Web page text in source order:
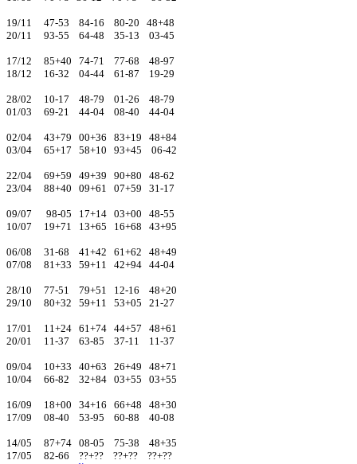
19/11 47-53 84-16 80-20 48+48
20/11 93-55 64-48 35-13 03-45
17/12 85+40 74-71 77-68 48-97
18/12 16-32 04-44 61-87 19-29
28/02 10-17 48-79 01-26 48-79
01/03 69-21 44-04 08-40 44-04
02/04 43+79 00+36 83+19 48+84
03/04 65+17 58+10 93+45 06-42
22/04 69+59 49+39 90+80 48-62
23/04 88+40 09+61 07+59 31-17
09/07 98-05 17+14 03+00 48-55
10/07 19+71 13+65 16+68 43+95
06/08 31-68 41+42 61+62 48+49
07/08 81+33 59+11 42+94 44-04
28/10 77-51 79+51 12-16 48+20
29/10 80+32 59+11 53+05 21-27
17/01 11+24 61+74 44+57 48+61
20/01 11-37 63-85 37-11 11-37
09/04 10+33 40+63 26+49 48+71
10/04 66-82 32+84 03+55 03+55
16/09 18+00 34+16 66+48 48+30
17/09 08-40 53-95 60-88 40-08
14/05 87+74 08-05 75-38 48+35
17/05 82-66 ??+?? ??+?? ??+??